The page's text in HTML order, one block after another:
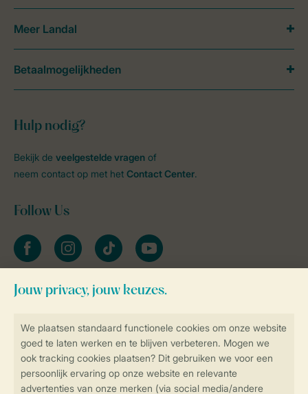
Veilig en snel online boeken
Veilige gegevensoverdracht
Hulp nodig?
Bekijk de veelgestelde vragen of
neem contact op met het Contact Center.
Follow Us
facebookinstagramtiktok youtube
Blijf op de hoogte
Meer Landal
Betaalmogelijkheden